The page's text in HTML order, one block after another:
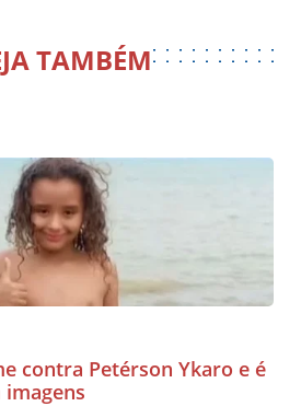
TAMBÉM
contra Petérson Ykaro e é